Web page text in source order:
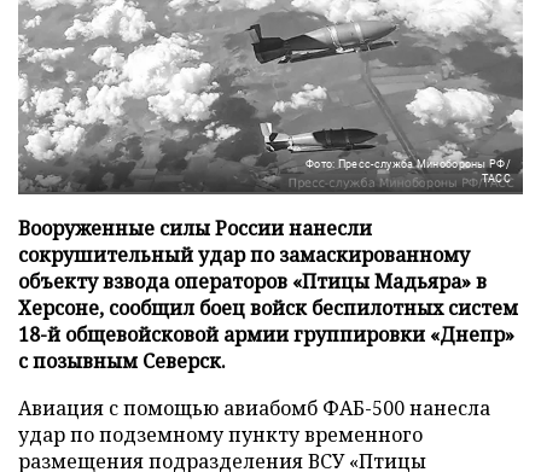
Фото: Пресс-служба Минобороны РФ/
ТАСС
Вооруженные силы России нанесли
сокрушительный удар по замаскированному
объекту взвода операторов «Птицы Мадьяра» в
Херсоне, сообщил боец войск беспилотных систем
18-й общевойсковой армии группировки «Днепр»
с позывным Северск.
Авиация с помощью авиабомб ФАБ-500 нанесла
удар по подземному пункту временного
размещения подразделения ВСУ «Птицы